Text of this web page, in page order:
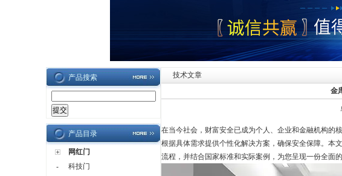
产品搜索
产品目录
网红门
-
科技门
技术文章
金
在当今社会，财富安全已成为个人、企业和金融机构的
根据具体需求提供个性化解决方案，确保安全保障。本
流程，并结合国家标准和实际案例，为您呈现一份全面的